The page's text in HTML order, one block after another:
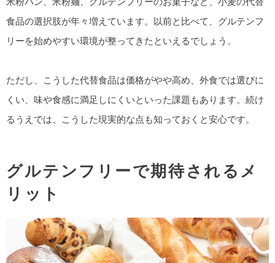
食品の選択肢が年々増えています。以前と比べて、グルテンフ
リーを始めやすい環境が整ってきたといえるでしょう。
ただし、こうした代替食品は価格がやや高め、外食では選びに
くい、味や食感に満足しにくいといった課題もあります。続け
るうえでは、こうした現実的な点も知っておくと安心です。
グルテンフリーで期待されるメ
リット